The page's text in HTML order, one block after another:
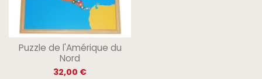
Puzzle de l'Amérique du
Nord
32,00 €